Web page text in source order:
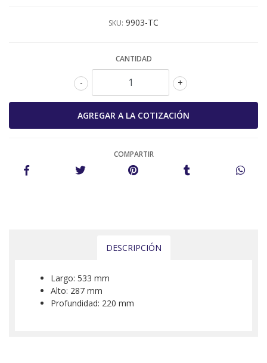
SKU: 9903-TC
CANTIDAD
+
-
COMPARTIR
DESCRIPCIÓN
Largo: 533 mm
Alto: 287 mm
Profundidad: 220 mm